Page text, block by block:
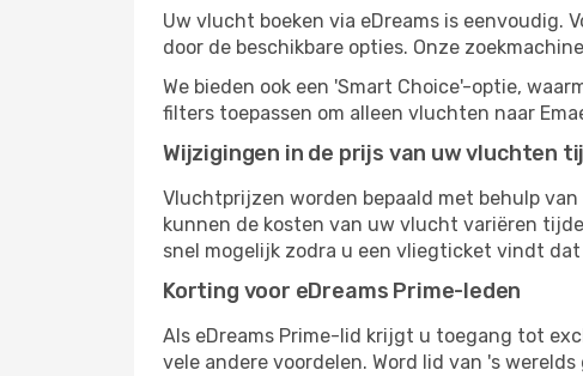
Uw vlucht boeken via eDreams is eenvoudig.
door de beschikbare opties. Onze
We bieden ook een 'Smart Choice'-optie,
filters toepassen om alleen vluchten naar
Wijzigingen in de prijs van uw vluchten
Vluchtprijzen worden bepaald met behulp
kunnen de kosten van uw vlucht variëren
snel mogelijk zodra u een vliegticket vindt
Korting voor eDreams Prime-leden
Als eDreams Prime-lid krijgt u toegang tot
vele andere voordelen. Word lid van 's